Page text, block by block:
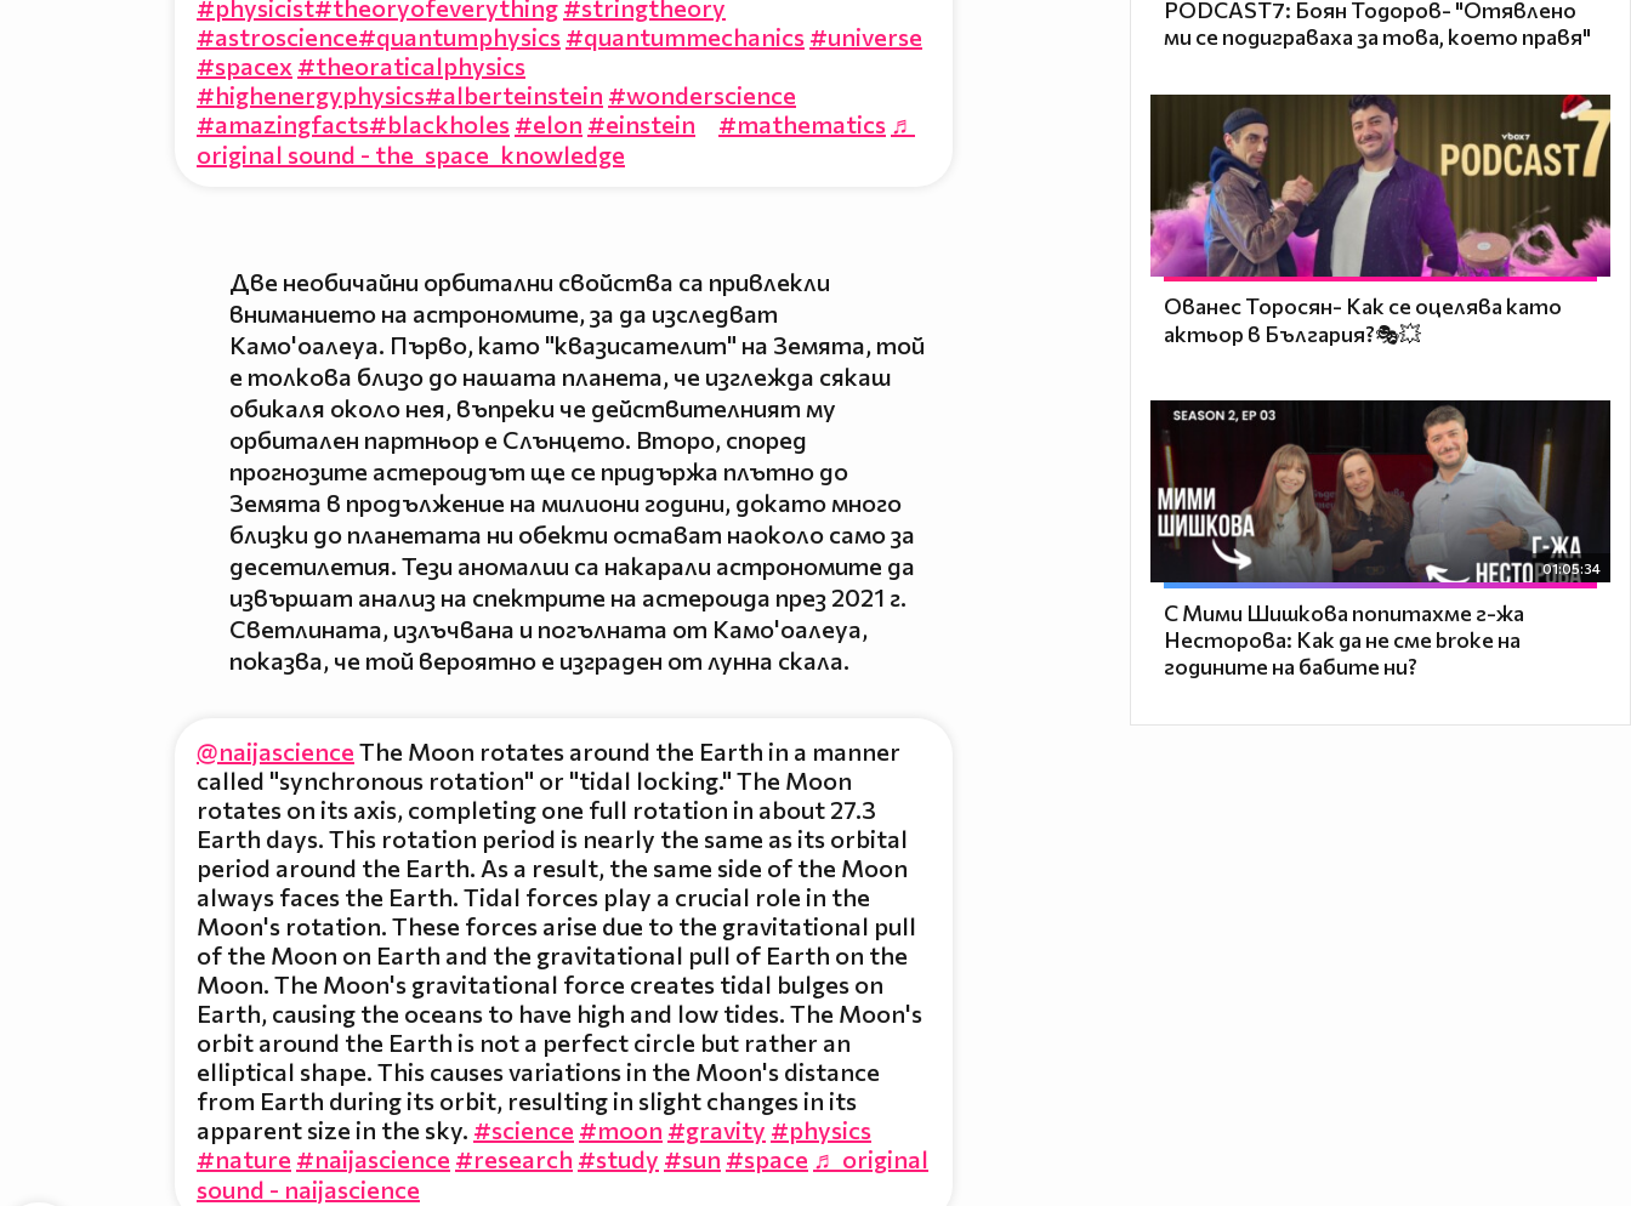
#physicist#theoryofeverything #stringtheory
#astroscience#quantumphysics #quantummechanics #universe
#spacex #theoraticalphysics
#highenergyphysics#alberteinstein #wonderscience
#amazingfacts#blackholes #elon #einstein #mathematics ♬
original sound - the_space_knowledge
Две необичайни орбитални свойства са привлекли
вниманието на астрономите, за да изследват
Камо'оалеуа. Първо, като "квазисателит" на Земята, той
е толкова близо до нашата планета, че изглежда сякаш
обикаля около нея, въпреки че действителният му
орбитален партньор е Слънцето. Второ, според
прогнозите астероидът ще се придържа плътно до
Земята в продължение на милиони години, докато много
близки до планетата ни обекти остават наоколо само за
десетилетия. Тези аномалии са накарали астрономите да
извършат анализ на спектрите на астероида през 2021 г.
Светлината, излъчвана и погълната от Камо'оалеуа,
показва, че той вероятно е изграден от лунна скала.
@naijascience The Moon rotates around the Earth in a manner
called "synchronous rotation" or "tidal locking." The Moon
rotates on its axis, completing one full rotation in about 27.3
Earth days. This rotation period is nearly the same as its orbital
period around the Earth. As a result, the same side of the Moon
always faces the Earth. Tidal forces play a crucial role in the
Moon's rotation. These forces arise due to the gravitational pull
of the Moon on Earth and the gravitational pull of Earth on the
Moon. The Moon's gravitational force creates tidal bulges on
Earth, causing the oceans to have high and low tides. The Moon's
orbit around the Earth is not a perfect circle but rather an
elliptical shape. This causes variations in the Moon's distance
from Earth during its orbit, resulting in slight changes in its
apparent size in the sky. #science #moon #gravity #physics
#nature #naijascience #research #study #sun #space ♬ original
sound - naijascience
PODCAST7: ‪Боян Тодоров- "Отявлено
ми се подиграваха за това, което правя"
Ованес Торосян- Как се оцелява като
актьор в България?🎭💥
01:05:34
С Мими Шишкова попитахме г-жа
Несторова: Как да не сме broke на
годините на бабите ни?